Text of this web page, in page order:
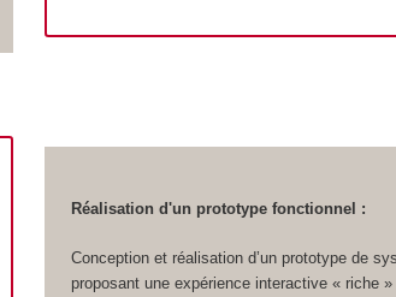
Réalisation d'un prototype fonctionnel :
Conception et réalisation d’un prototype de
proposant une expérience interactive « riche